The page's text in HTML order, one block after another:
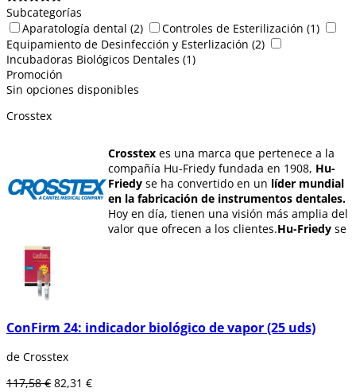
Subcategorías
Aparatología dental (2) Controles de Esterilización (1)
Equipamiento de Desinfección y Esterlización (2)
Incubadoras Biológicos Dentales (1)
Promoción
Sin opciones disponibles
Crosstex
Crosstex es una marca que pertenece a la
compañía Hu-Friedy fundada en 1908, Hu-
Friedy se ha convertido en un líder mundial
en la fabricación de instrumentos dentales.
Hoy en día, tienen una visión más amplia del
valor que ofrecen a los clientes.Hu-Friedy se
catálogo vendidos en más de 100 países en
ConFirm 24: indicador biológico de vapor (25 uds)
de Crosstex
117,58 € 82,31 €